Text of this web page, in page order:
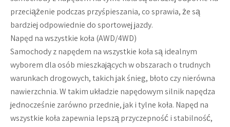
przeciążenie podczas przyśpieszania, co sprawia, że są
bardziej odpowiednie do sportowej jazdy.
Napęd na wszystkie koła (AWD/4WD)
Samochody z napędem na wszystkie koła są idealnym
wyborem dla osób mieszkających w obszarach o trudnych
warunkach drogowych, takich jak śnieg, błoto czy nierówna
nawierzchnia. W takim układzie napędowym silnik napędza
jednocześnie zarówno przednie, jak i tylne koła. Napęd na
wszystkie koła zapewnia lepszą przyczepność i stabilność,